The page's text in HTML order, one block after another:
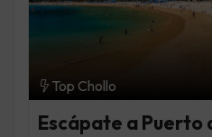
Top Chollo
Escápate a Puerto